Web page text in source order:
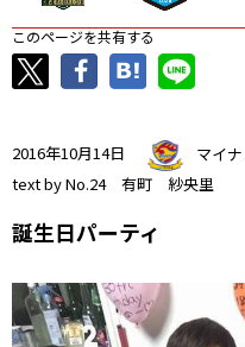
このページを共有する
2016年10月14日
マイ
text by No.24 有町 紗央里
誕生日パーティ